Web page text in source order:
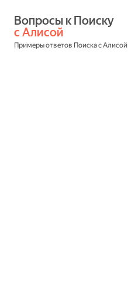
с Алисой
Примеры ответов Поиска с Алисой